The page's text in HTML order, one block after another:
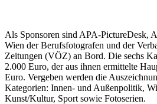
Als Sponsoren sind APA-PictureDesk,
Wien der Berufsfotografen und der
Zeitungen (VÖZ) an Bord. Die sechs
2.000 Euro, der aus ihnen ermittelte
Euro. Vergeben werden die
Kategorien: Innen- und Außenpolitik,
Kunst/Kultur, Sport sowie Fotoserien.